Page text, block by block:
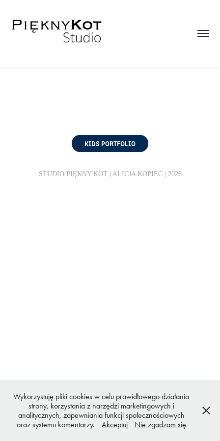
KIDS PORTFOLIO
STUDIO PIĘKNY KOT | ALICJA KOPIEC | 2026
Wykorzystuję pliki cookies w celu prawidłowego działania
strony, korzystania z narzędzi marketingowych i
analitycznych, zapewniania funkcji społecznościowych
oraz systemu komentarzy.
Akceptuj Nie zgadzam się